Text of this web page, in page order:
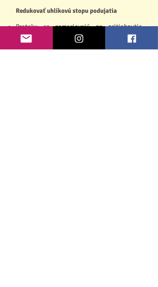
Redukovať uhlíkovú stopu podujatia
Preteky sa zameriavajú na pritiahnutie
lokálnych účastníkov z blízkych miest.
Účastníkov vyzveme k zdieľaniu cesty autom
alebo použitiu verejnej dopravy. To isté platí